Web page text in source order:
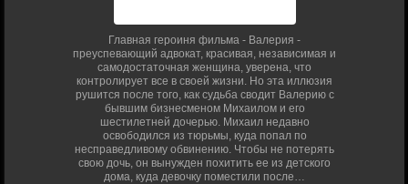
Главная героиня фильма - Валерия -
преуспевающий адвокат, красивая, независимая и
самодостаточная женщина, уверена, что
контролирует все в своей жизни. Но эта иллюзия
рушится после того, как судьба сводит Валерию с
бывшим бизнесменом Михаилом и его
шестилетней дочерью. Михаил недавно
освободился из тюрьмы, куда попал по
несправедливому обвинению. Чтобы не потерять
свою дочь, он вынужден похитить ее из детского
дома, куда девочку поместили после…